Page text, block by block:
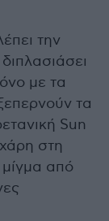
την
με τα
τα
Sun
στη
μίγμα από